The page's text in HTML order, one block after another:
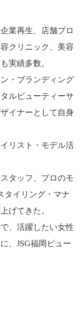
業再生、店舗プロ
クリニック、美容
実績多数。
・ブランディング
ルビューティーサ
イナーとして自身
リスト・モデル活
タッフ、プロのモ
タイリング・マナ
げてきた。
、活躍したい女性
、JSG福岡ビュー